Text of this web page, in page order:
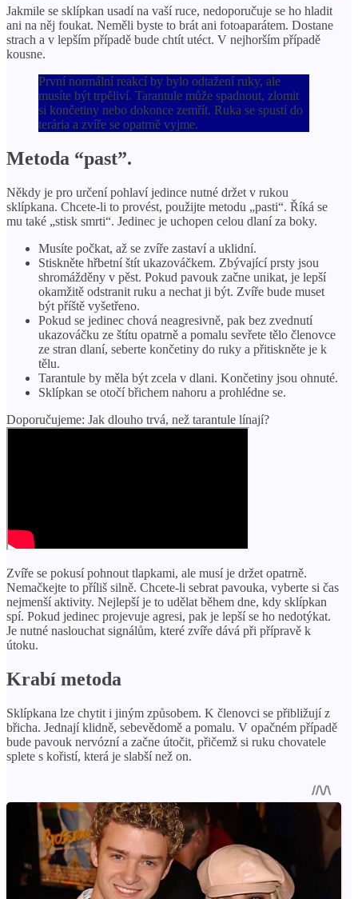
Jakmile se sklípkan usadí na vaší ruce, nedoporučuje se ho hladit
ani na něj foukat. Neměli byste to brát ani fotoaparátem. Dostane
strach a v lepším případě bude chtít utéct. V nejhorším případě
kousne.
První normální reakcí by bylo odtažení ruky, ale
musíte být trpěliví. Tarantule může spadnout, zlomit
si končetiny nebo dokonce zemřít. Ruka se spustí do
terária a zvíře se opatrně vyjme.
Metoda “past”.
Někdy je pro určení pohlaví jedince nutné držet v rukou
sklípkana. Chcete-li to provést, použijte metodu „pasti“. Říká se
mu také „stisk smrti“. Jedinec je uchopen celou dlaní za boky.
Musíte počkat, až se zvíře zastaví a uklidní.
Stiskněte hřbetní štít ukazováčkem. Zbývající prsty jsou
shromážděny v pěst. Pokud pavouk začne unikat, je lepší
okamžitě odstranit ruku a nechat ji být. Zvíře bude muset
být příště vyšetřeno.
Pokud se jedinec chová neagresivně, pak bez zvednutí
ukazováčku ze štítu opatrně a pomalu sevřete tělo členovce
ze stran dlaní, seberte končetiny do ruky a přitiskněte je k
tělu.
Tarantule by měla být zcela v dlani. Končetiny jsou ohnuté.
Sklípkan se otočí břichem nahoru a prohlédne se.
Doporučujeme: Jak dlouho trvá, než tarantule línají?
Zvíře se pokusí pohnout tlapkami, ale musí je držet opatrně.
Nemačkejte to příliš silně. Chcete-li sebrat pavouka, vyberte si čas
nejmenší aktivity. Nejlepší je to udělat během dne, kdy sklípkan
spí. Pokud jedinec projevuje agresi, pak je lepší se ho nedotýkat.
Je nutné naslouchat signálům, které zvíře dává při přípravě k
útoku.
Krabí metoda
Sklípkana lze chytit i jiným způsobem. K členovci se přibližují z
břicha. Jednají klidně, sebevědomě a pomalu. V opačném případě
bude pavouk nervózní a začne útočit, přičemž si ruku chovatele
splete s kořistí, která je slabší než on.